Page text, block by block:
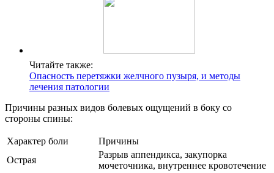
Читайте также:
Опасность перетяжки желчного пузыря, и методы
лечения патологии
Причины разных видов болевых ощущений в боку со
стороны спины:
Характер боли
Причины
Острая
Разрыв аппендикса, закупорка
мочеточника, внутреннее кровотечение